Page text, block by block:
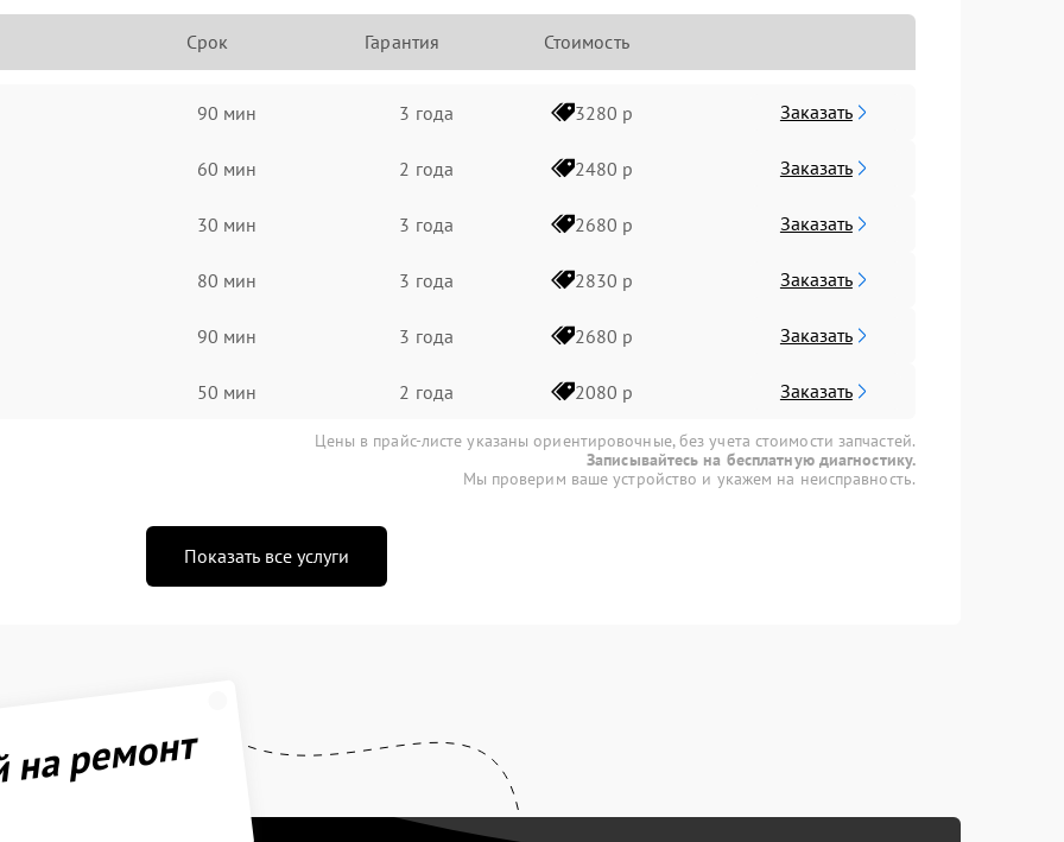
Срок Гарантия Стоимость
90 мин 3 года 3280 р Заказать
60 мин 2 года 2480 р Заказать
30 мин 3 года 2680 р Заказать
80 мин 3 года 2830 р Заказать
90 мин 3 года 2680 р Заказать
50 мин 2 года 2080 р Заказать
Цены в прайс-листе указаны ориентировочные, без учета стоимости запчастей.
Записывайтесь на бесплатную диагностику.
Мы проверим ваше устройство и укажем на неисправность.
Показать все услуги
ремонт